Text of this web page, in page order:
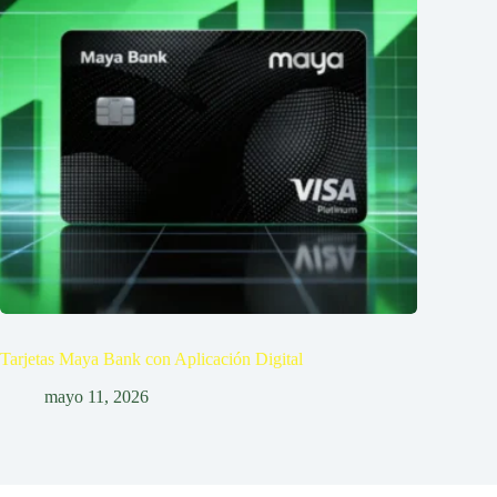
Tarjetas Maya Bank con Aplicación Digital
mayo 11, 2026